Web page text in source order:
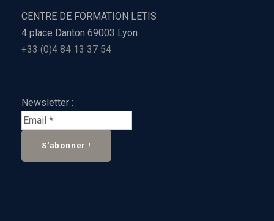
CENTRE DE FORMATION LETIS
4 place Danton 69003 Lyon
+33 (0)4 84 13 37 54
Newsletter :